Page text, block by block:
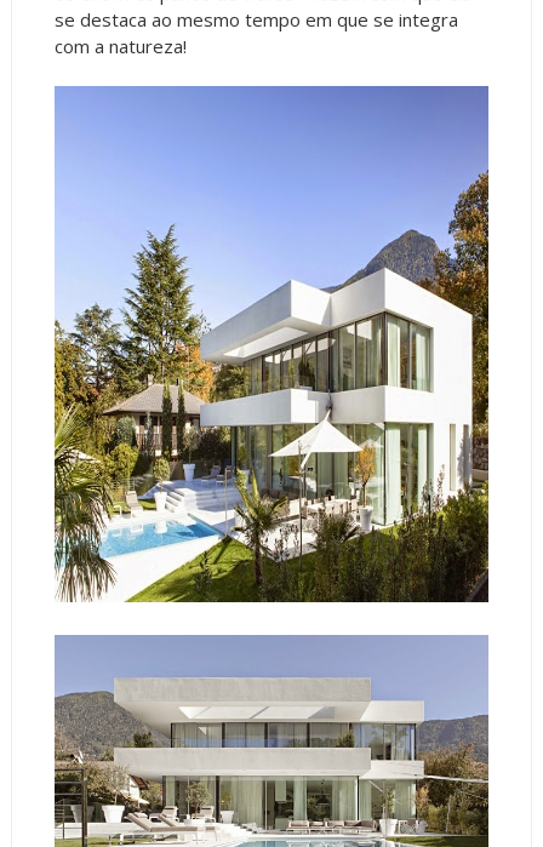
se destaca ao mesmo tempo em que se integra
com a natureza!